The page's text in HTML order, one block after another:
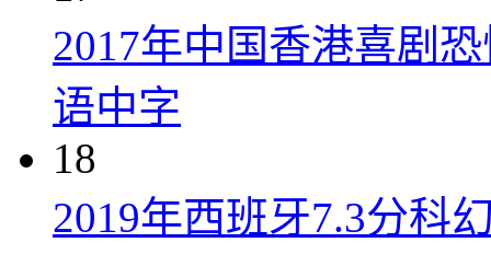
2017年中国香港喜剧
语中字
18
2019年西班牙7.3分科